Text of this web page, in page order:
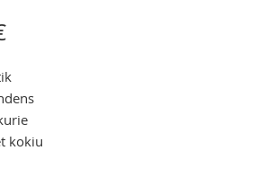
Pardavimo
kokiu